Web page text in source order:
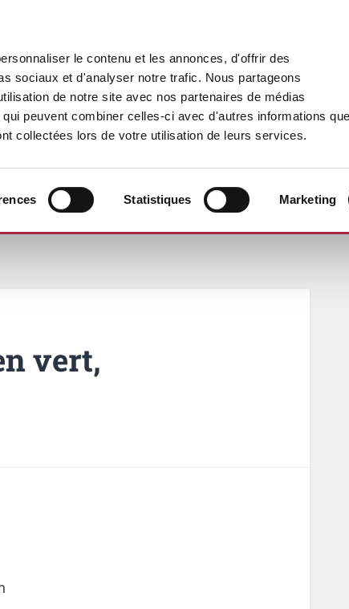
le contenu et les annonces, d'offrir des
sociaux et d'analyser notre trafic. Nous partageons
de notre site avec nos partenaires de médias
peuvent combiner celles-ci avec d'autres informations que
collectées lors de votre utilisation de leurs services.
Statistiques Marketing
& PROMOTION ACTUALITÉS ALLER
vert,